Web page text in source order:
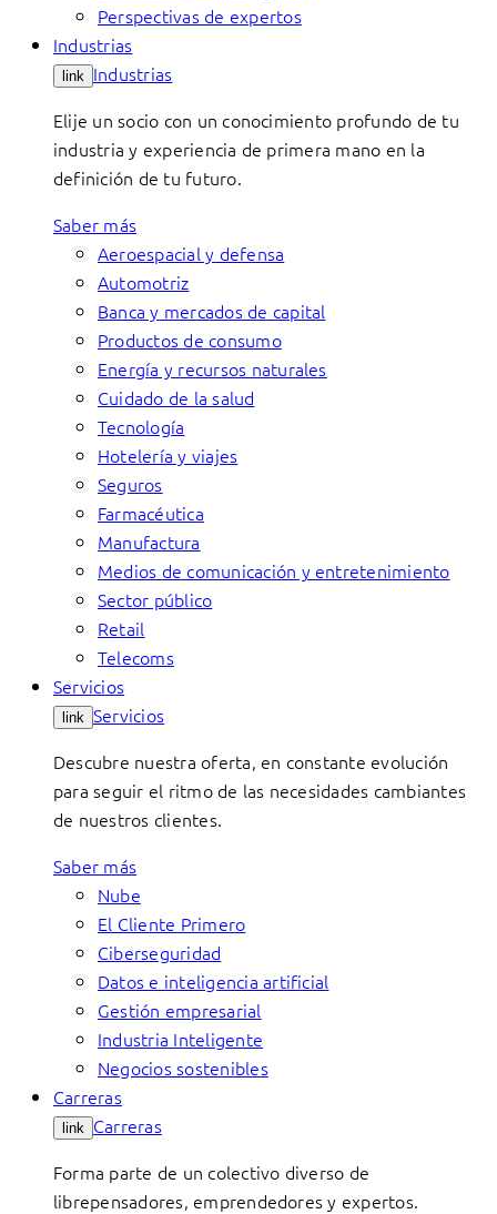
Perspectivas de expertos
Industrias
link Industrias
Elije un socio con un conocimiento profundo de tu
industria y experiencia de primera mano en la
definición de tu futuro.
Saber más
Aeroespacial y defensa
Automotriz
Banca y mercados de capital
Productos de consumo
Energía y recursos naturales
Cuidado de la salud
Tecnología
Hotelería y viajes
Seguros
Farmacéutica
Manufactura
Medios de comunicación y entretenimiento
Sector público
Retail
Telecoms
Servicios
link Servicios
Descubre nuestra oferta, en constante evolución
para seguir el ritmo de las necesidades cambiantes
de nuestros clientes.
Saber más
Nube
El Cliente Primero
Ciberseguridad
Datos e inteligencia artificial
Gestión empresarial
Industria Inteligente
Negocios sostenibles
Carreras
link Carreras
Forma parte de un colectivo diverso de
librepensadores, emprendedores y expertos.